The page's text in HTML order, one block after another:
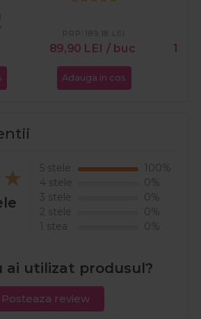
89,90 LEI / buc
PRP: 189,18 LEI
Adauga in cos
5 stele
100%
4 stele
0%
3 stele
0%
2 stele
0%
1 stea
0%
ai utilizat produsul?
Posteaza review